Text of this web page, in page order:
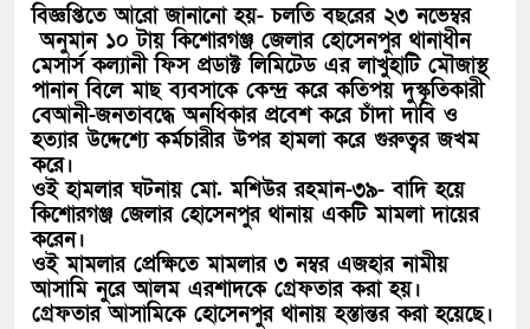
বিজ্ঞপ্তিতে আরো জানানো হয়- চলতি বছরের ২৩ নভেম্বর
অনুমান ১০ টায় কিশোরগঞ্জ জেলার হোসেনপুর থানাধীন
মেসার্স কল্যানী ফিস প্রডাক্ট লিমিটেড এর লাখুহাটি মৌজাস্থ
পানান বিলে মাছ ব্যবসাকে কেন্দ্র করে কতিপয় দুস্কৃতিকারী
বেআনী-জনতাবদ্ধে অনধিকার প্রবেশ করে চাঁদা দাবি ও
হত্যার উদ্দেশ্যে কর্মচারীর উপর হামলা করে গুরুত্বর জখম
করে।
ওই হামলার ঘটনায় মো. মশিউর রহমান-৩৯- বাদি হয়ে
কিশোরগঞ্জ জেলার হোসেনপুর থানায় একটি মামলা দায়ের
করেন।
ওই মামলার প্রেক্ষিতে মামলার ৩ নম্বর এজহার নামীয়
আসামি নুরে আলম এরশাদকে গ্রেফতার করা হয়।
গ্রেফতার আসামিকে হোসেনপুর থানায় হস্তান্তর করা হয়েছে।